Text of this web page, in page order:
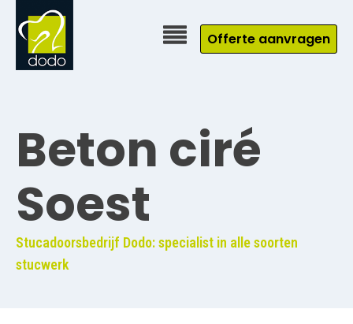
Offerte aanvragen
Beton ciré
Soest
Stucadoorsbedrijf Dodo: specialist in alle soorten
stucwerk